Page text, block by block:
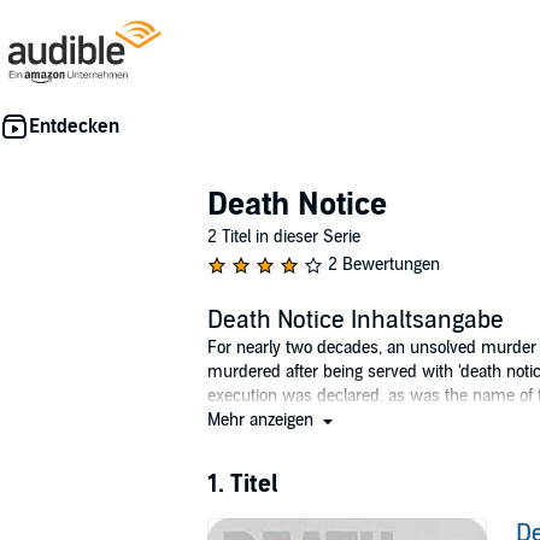
Death Notice
2 Titel in dieser Serie
2 Bewertungen
Death Notice Inhaltsangabe
For nearly two decades, an unsolved
murdered after being served with 'death
execution was declared, as was the name of
Does Zheng have a lead? Has a long-
Mehr anzeigen
1. Titel